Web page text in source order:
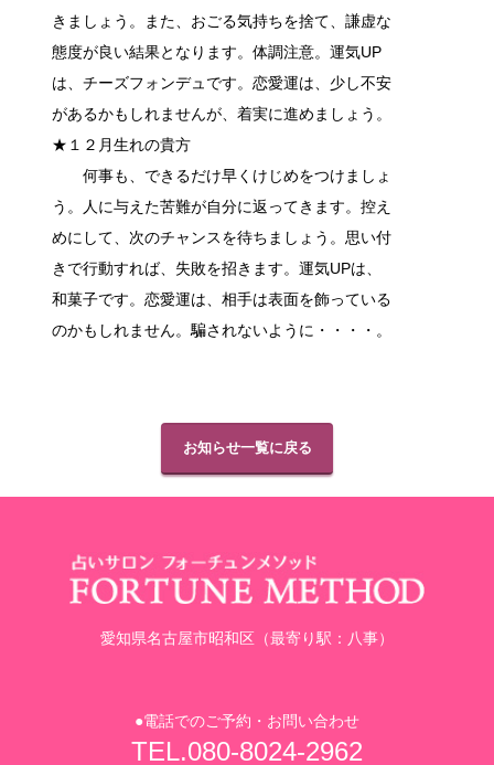
きましょう。また、おごる気持ちを捨て、謙虚な
態度が良い結果となります。体調注意。運気UP
は、チーズフォンデュです。恋愛運は、少し不安
があるかもしれませんが、着実に進めましょう。
★１２月生れの貴方
何事も、できるだけ早くけじめをつけましょ
う。人に与えた苦難が自分に返ってきます。控え
めにして、次のチャンスを待ちましょう。思い付
きで行動すれば、失敗を招きます。運気UPは、
和菓子です。恋愛運は、相手は表面を飾っている
のかもしれません。騙されないように・・・・。
お知らせ一覧に戻る
愛知県名古屋市昭和区（最寄り駅：八事）
●電話でのご予約・お問い合わせ
TEL.080-8024-2962